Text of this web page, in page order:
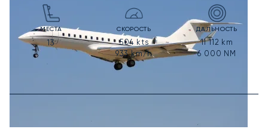
МЕСТА
13
СКОРОСТЬ
504 kts
933km/h
ДАЛЬНОСТЬ
11 112 km
6 000 NM